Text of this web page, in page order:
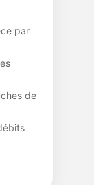
par
de